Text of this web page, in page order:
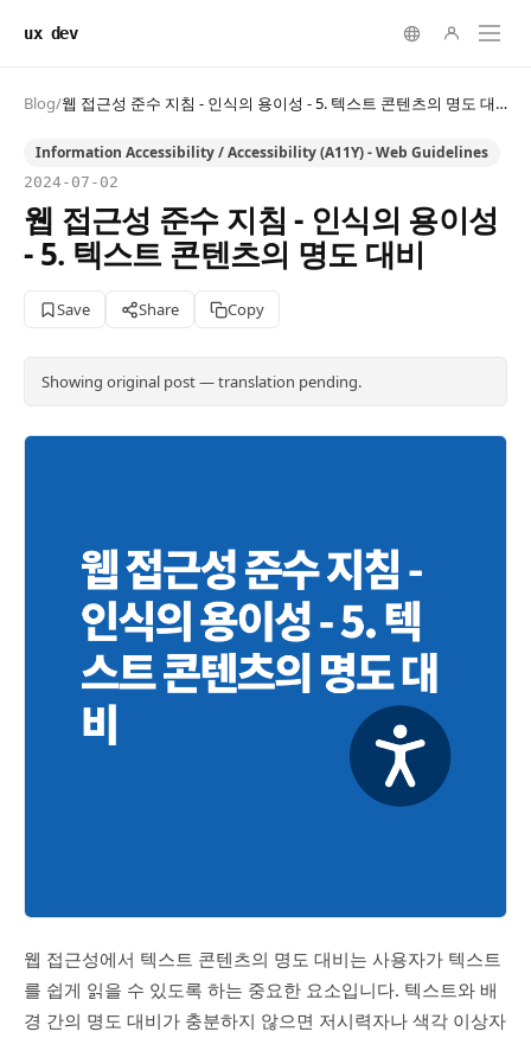
ux dev
Blog/ 웹 접근성 준수 지침 - 인식의 용이성 - 5. 텍스트 콘텐츠의 명도 대비
Information Accessibility / Accessibility (A11Y) - Web Guidelines
2024-07-02
웹 접근성 준수 지침 - 인식의 용이성
- 5. 텍스트 콘텐츠의 명도 대비
Save Share Copy
Showing original post — translation pending.
웹 접근성에서 텍스트 콘텐츠의 명도 대비는 사용자가 텍스트
를 쉽게 읽을 수 있도록 하는 중요한 요소입니다. 텍스트와 배
경 간의 명도 대비가 충분하지 않으면 저시력자나 색각 이상자